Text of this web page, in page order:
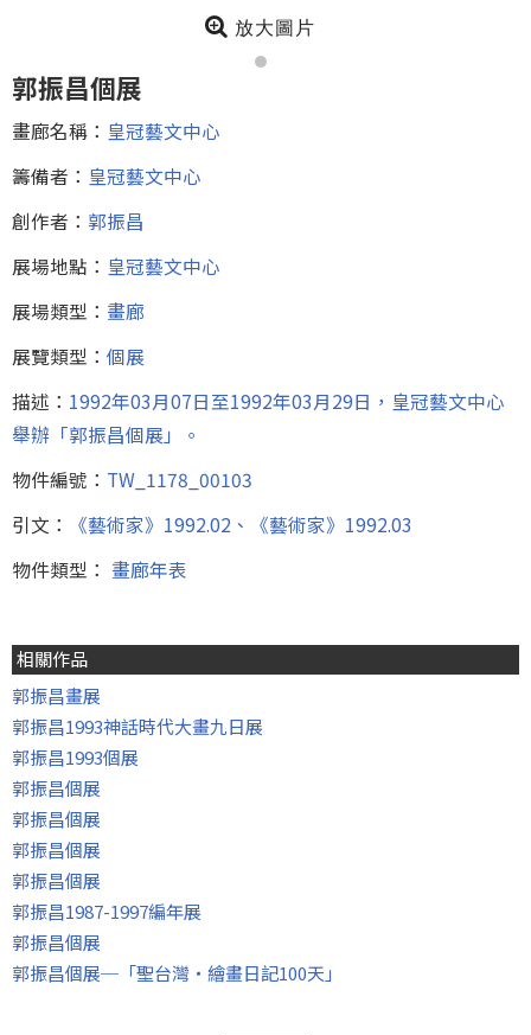
放大圖片
郭振昌個展
畫廊名稱： 皇冠藝文中心
籌備者： 皇冠藝文中心
創作者： 郭振昌
展場地點： 皇冠藝文中心
展場類型： 畫廊
展覽類型： 個展
描述： 1992年03月07日至1992年03月29日，皇冠藝文中心
舉辦「郭振昌個展」。
物件編號： TW_1178_00103
引文：
《藝術家》1992.02、《藝術家》1992.03
物件類型： 畫廊年表
相關作品
郭振昌畫展
郭振昌1993神話時代大畫九日展
郭振昌1993個展
郭振昌個展
郭振昌個展
郭振昌個展
郭振昌個展
郭振昌1987-1997編年展
郭振昌個展
郭振昌個展─「聖台灣‧繪畫日記100天」